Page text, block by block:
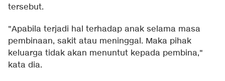
tersebut.
"Apabila terjadi hal terhadap anak selama masa
pembinaan, sakit atau meninggal. Maka pihak
keluarga tidak akan menuntut kepada pembina,"
kata dia.